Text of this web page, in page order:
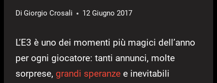
Di Giorgio Crosali 12 Giugno 2017
L’E3 è uno dei momenti più magici dell’anno
per ogni giocatore: tanti annunci, molte
sorprese, grandi speranze e inevitabili